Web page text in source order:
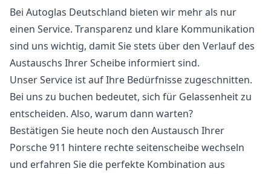
Bei Autoglas Deutschland bieten wir mehr als nur
einen Service. Transparenz und klare Kommunikation
sind uns wichtig, damit Sie stets über den Verlauf des
Austauschs Ihrer Scheibe informiert sind.
Unser Service ist auf Ihre Bedürfnisse zugeschnitten.
Bei uns zu buchen bedeutet, sich für Gelassenheit zu
entscheiden. Also, warum dann warten?
Bestätigen Sie heute noch den Austausch Ihrer
Porsche 911 hintere rechte seitenscheibe wechseln
und erfahren Sie die perfekte Kombination aus